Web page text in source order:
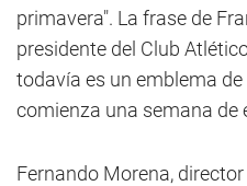
primavera". La frase de
presidente del Club
todavía es un emblema
comienza una semana de
Fernando Morena,